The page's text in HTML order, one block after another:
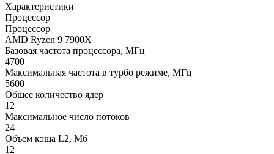
Характеристики
Процессор
Процессор
AMD Ryzen 9 7900X
Базовая частота процессора, МГц
4700
Максимальная частота в турбо режиме, МГц
5600
Общее количество ядер
12
Максимальное число потоков
24
Объем кэша L2, Мб
12